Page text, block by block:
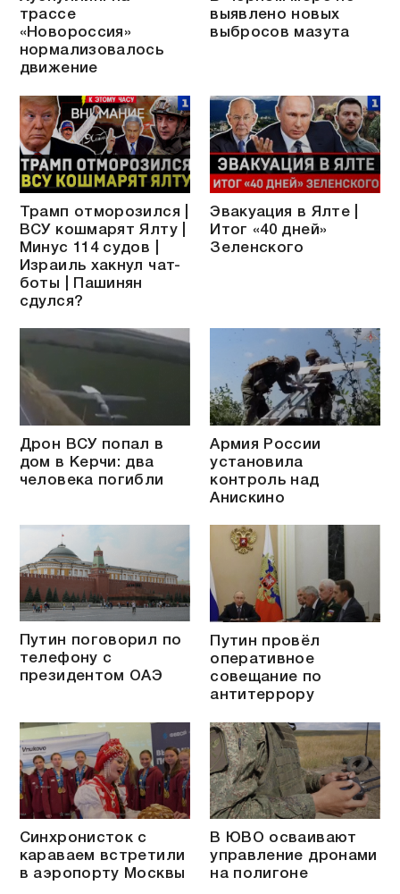
трассе
«Новороссия»
нормализовалось
движение
выявлено новых
выбросов мазута
Трамп отморозился |
ВСУ кошмарят Ялту |
Минус 114 судов |
Израиль хакнул чат-
боты | Пашинян
сдулся?
Эвакуация в Ялте |
Итог «40 дней»
Зеленского
Дрон ВСУ попал в
дом в Керчи: два
человека погибли
Армия России
установила
контроль над
Анискино
Путин поговорил по
телефону с
президентом ОАЭ
Путин провёл
оперативное
совещание по
антитеррору
Синхронисток с
караваем встретили
в аэропорту Москвы
В ЮВО осваивают
управление дронами
на полигоне